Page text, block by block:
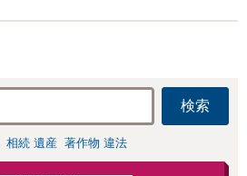
は損をしてしまうかもしれ
検索
相続 遺産 著作物 違法